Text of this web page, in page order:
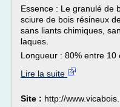
Essence : Le granulé de
sciure de bois résineux
sans liants chimiques,
laques.
Longueur : 80% entre 10
Lire la suite
Site : http://